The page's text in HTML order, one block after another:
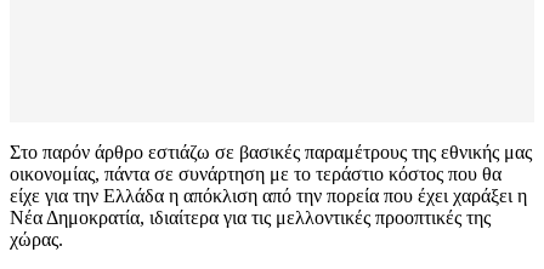
Στο παρόν άρθρο εστιάζω σε βασικές παραμέτρους της εθνικής μας
οικονομίας, πάντα σε συνάρτηση με το τεράστιο κόστος που θα
είχε για την Ελλάδα η απόκλιση από την πορεία που έχει χαράξει η
Νέα Δημοκρατία, ιδιαίτερα για τις μελλοντικές προοπτικές της
χώρας.